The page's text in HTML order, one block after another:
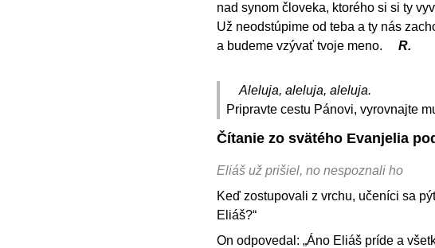
nad synom človeka, ktorého si si ty
Už neodstúpime od teba a ty nás
a budeme vzývať tvoje meno.
R.
Aleluja, aleluja, aleluja.
Pripravte cestu Pánovi, vyrovnajte
Čítanie zo svätého Evanjelia
Eliáš už prišiel, no nespoznali ho
Keď zostupovali z vrchu, učeníci sa
Eliáš?“
On odpovedal: „Áno Eliáš príde a